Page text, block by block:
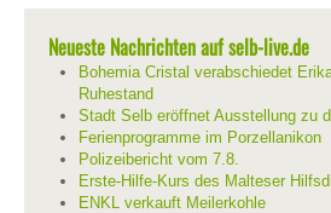
Neueste Nachrichten auf selb-live.de
Bohemia Cristal verabschiedet
Ruhestand
Stadt Selb eröffnet Ausstellung zu
Ferienprogramme im Porzellanikon
Polizeibericht vom 7.8.
Erste-Hilfe-Kurs des Malteser
ENKL verkauft Meilerkohle